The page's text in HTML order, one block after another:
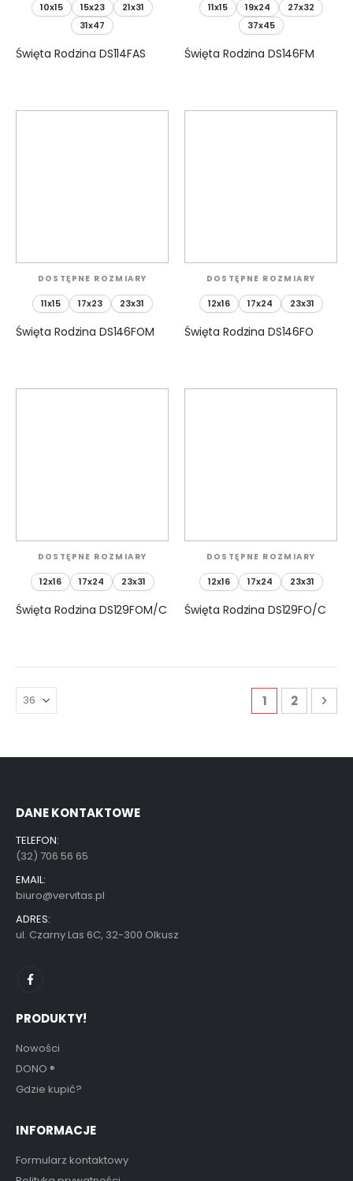
10x15 15x23
21x31
31x47
Święta Rodzina DS114FAS
11x15 19x24
27x32
37x45
Święta Rodzina DS146FM
DOSTĘPNE ROZMIARY
11x15 17x23 23x31
Święta Rodzina DS146FOM
DOSTĘPNE ROZMIARY
12x16 17x24 23x31
Święta Rodzina DS146FO
DOSTĘPNE ROZMIARY
12x16 17x24 23x31
Święta Rodzina DS129FOM/C
DOSTĘPNE ROZMIARY
12x16 17x24 23x31
Święta Rodzina DS129FO/C
Strona
Aktualnie
1 Strona
2
DANE KONTAKTOWE
TELEFON:
(32) 706 56 65
EMAIL:
biuro@vervitas.pl
ADRES:
ul. Czarny Las 6C, 32-300 Olkusz
PRODUKTY!
Nowości
DONO ®
Gdzie kupić?
INFORMACJE
Formularz kontaktowy